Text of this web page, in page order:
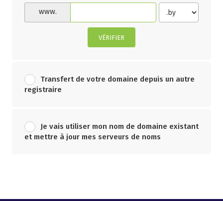
www.
VÉRIFIER
Transfert de votre domaine depuis un autre
registraire
Je vais utiliser mon nom de domaine existant
et mettre à jour mes serveurs de noms